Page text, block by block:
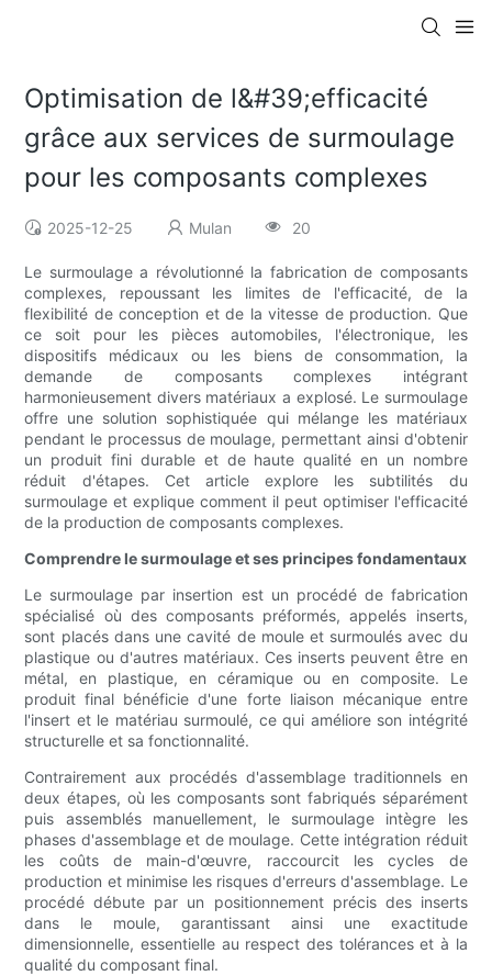
Optimisation de l&#39;efficacité
grâce aux services de surmoulage
pour les composants complexes
2025-12-25 Mulan 20
Le surmoulage a révolutionné la fabrication de composants
complexes, repoussant les limites de l'efficacité, de la
flexibilité de conception et de la vitesse de production. Que
ce soit pour les pièces automobiles, l'électronique, les
dispositifs médicaux ou les biens de consommation, la
demande de composants complexes intégrant
harmonieusement divers matériaux a explosé. Le surmoulage
offre une solution sophistiquée qui mélange les matériaux
pendant le processus de moulage, permettant ainsi d'obtenir
un produit fini durable et de haute qualité en un nombre
réduit d'étapes. Cet article explore les subtilités du
surmoulage et explique comment il peut optimiser l'efficacité
de la production de composants complexes.
Comprendre le surmoulage et ses principes fondamentaux
Le surmoulage par insertion est un procédé de fabrication
spécialisé où des composants préformés, appelés inserts,
sont placés dans une cavité de moule et surmoulés avec du
plastique ou d'autres matériaux. Ces inserts peuvent être en
métal, en plastique, en céramique ou en composite. Le
produit final bénéficie d'une forte liaison mécanique entre
l'insert et le matériau surmoulé, ce qui améliore son intégrité
structurelle et sa fonctionnalité.
Contrairement aux procédés d'assemblage traditionnels en
deux étapes, où les composants sont fabriqués séparément
puis assemblés manuellement, le surmoulage intègre les
phases d'assemblage et de moulage. Cette intégration réduit
les coûts de main-d'œuvre, raccourcit les cycles de
production et minimise les risques d'erreurs d'assemblage. Le
procédé débute par un positionnement précis des inserts
dans le moule, garantissant ainsi une exactitude
dimensionnelle, essentielle au respect des tolérances et à la
qualité du composant final.